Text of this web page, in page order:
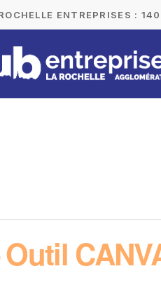
ENTREPRISES :